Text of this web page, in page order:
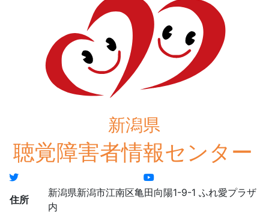
住所
新潟県新潟市江南区亀田向陽1-9-1 ふれ愛プラザ
内